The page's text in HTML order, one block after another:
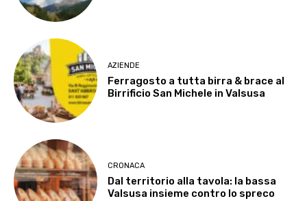
AZIENDE
Ferragosto a tutta birra & brace al
Birrificio San Michele in Valsusa
CRONACA
Dal territorio alla tavola: la bassa
Valsusa insieme contro lo spreco